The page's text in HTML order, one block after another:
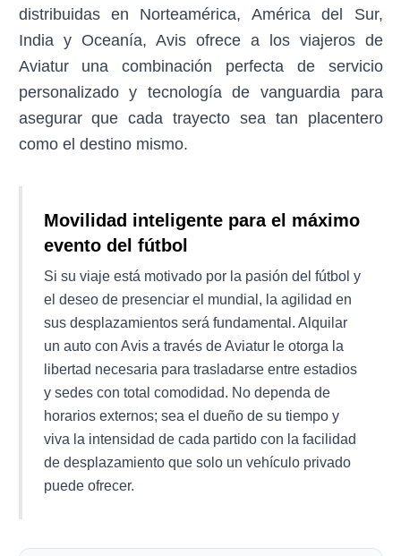
distribuidas en Norteamérica, América del Sur,
India y Oceanía, Avis ofrece a los viajeros de
Aviatur una combinación perfecta de servicio
personalizado y tecnología de vanguardia para
asegurar que cada trayecto sea tan placentero
como el destino mismo.
Movilidad inteligente para el máximo
evento del fútbol
Si su viaje está motivado por la pasión del fútbol y
el deseo de presenciar el mundial, la agilidad en
sus desplazamientos será fundamental. Alquilar
un auto con Avis a través de Aviatur le otorga la
libertad necesaria para trasladarse entre estadios
y sedes con total comodidad. No dependa de
horarios externos; sea el dueño de su tiempo y
viva la intensidad de cada partido con la facilidad
de desplazamiento que solo un vehículo privado
puede ofrecer.